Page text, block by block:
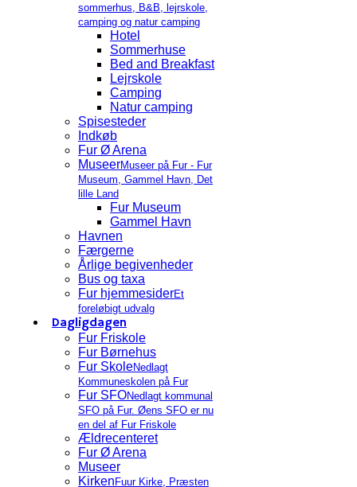
sommerhus, B&B, lejrskole,
camping og natur camping
Hotel
Sommerhuse
Bed and Breakfast
Lejrskole
Camping
Natur camping
Spisesteder
Indkøb
Fur Ø Arena
MuseerMuseer på Fur - Fur
Museum, Gammel Havn, Det
lille Land
Fur Museum
Gammel Havn
Havnen
Færgerne
Årlige begivenheder
Bus og taxa
Fur hjemmesiderEt
foreløbigt udvalg
Dagligdagen
Fur Friskole
Fur Børnehus
Fur SkoleNedlagt
Kommuneskolen på Fur
Fur SFONedlagt kommunal
SFO på Fur. Øens SFO er nu
en del af Fur Friskole
Ældrecenteret
Fur Ø Arena
Museer
Kirken Fuur Kirke, Præsten